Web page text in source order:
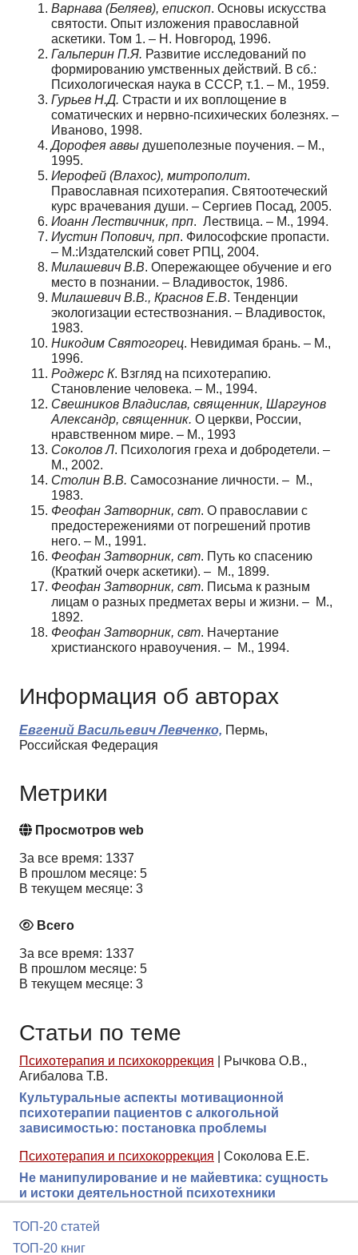
Варнава (Беляев), епископ. Основы искусства
святости. Опыт изложения православной
аскетики. Том 1. – Н. Новгород, 1996.
Гальперин П.Я. Развитие исследований по
формированию умственных действий. В сб.:
Психологическая наука в СССР, т.1. – М., 1959.
Гурьев Н.Д. Страсти и их воплощение в
соматических и нервно-психических болезнях. –
Иваново, 1998.
Дорофея аввы душеполезные поучения. – М.,
1995.
Иерофей (Влахос), митрополит.
Православная психотерапия. Святоотеческий
курс врачевания души. – Сергиев Посад, 2005.
Иоанн Лествичник, прп. Лествица. – М., 1994.
Иустин Попович, прп. Философские пропасти.
– М.:Издателский совет РПЦ, 2004.
Милашевич В.В. Опережающее обучение и его
место в познании. – Владивосток, 1986.
Милашевич В.В., Краснов Е.В. Тенденции
экологизации естествознания. – Владивосток,
1983.
Никодим Святогорец. Невидимая брань. – М.,
1996.
Роджерс К. Взгляд на психотерапию.
Становление человека. – М., 1994.
Свешников Владислав, священник, Шаргунов
Александр, священник. О церкви, России,
нравственном мире. – М., 1993
Соколов Л. Психология греха и добродетели. –
М., 2002.
Столин В.В. Самосознание личности. – М.,
1983.
Феофан Затворник, свт. О православии с
предостережениями от погрешений против
него. – М., 1991.
Феофан Затворник, свт. Путь ко спасению
(Краткий очерк аскетики). – М., 1899.
Феофан Затворник, свт. Письма к разным
лицам о разных предметах веры и жизни. – М.,
1892.
Феофан Затворник, свт. Начертание
христианского нравоучения. – М., 1994.
Информация об авторах
Евгений Васильевич Левченко, Пермь,
Российская Федерация
Метрики
Просмотров web
За все время: 1337
В прошлом месяце: 5
В текущем месяце: 3
Всего
За все время: 1337
В прошлом месяце: 5
В текущем месяце: 3
Статьи по теме
Психотерапия и психокоррекция
Рычкова О.В.,
Агибалова Т.В.
Культуральные аспекты мотивационной
психотерапии пациентов с алкогольной
зависимостью: постановка проблемы
Психотерапия и психокоррекция
Соколова Е.Е.
Не манипулирование и не майевтика: сущность
и истоки деятельностной психотехники
ТОП-20 статей
ТОП-20 книг